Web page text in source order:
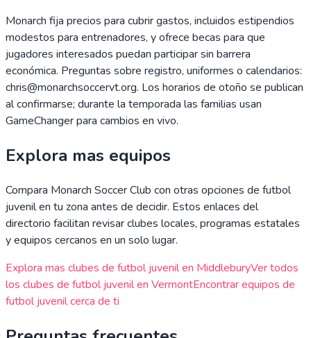
Monarch fija precios para cubrir gastos, incluidos estipendios
modestos para entrenadores, y ofrece becas para que
jugadores interesados puedan participar sin barrera
económica. Preguntas sobre registro, uniformes o calendarios:
chris@monarchsoccervt.org. Los horarios de otoño se publican
al confirmarse; durante la temporada las familias usan
GameChanger para cambios en vivo.
Explora mas equipos
Compara Monarch Soccer Club con otras opciones de futbol
juvenil en tu zona antes de decidir. Estos enlaces del
directorio facilitan revisar clubes locales, programas estatales
y equipos cercanos en un solo lugar.
Explora mas clubes de futbol juvenil en MiddleburyVer todos
los clubes de futbol juvenil en VermontEncontrar equipos de
futbol juvenil cerca de ti